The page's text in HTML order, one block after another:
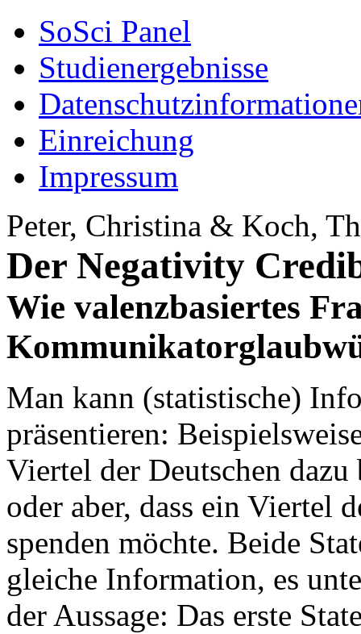
SoSci Panel
Studienergebnisse
Einreichung
Impressum
Peter, Christina & Koch,
Der Negativity
Wie valenzbasiertes
Man kann (statistische)
präsentieren:
Viertel der Deutschen
oder aber, dass ein Viertel
spenden möchte. Beide
gleiche Information, es
der Aussage: Das erste